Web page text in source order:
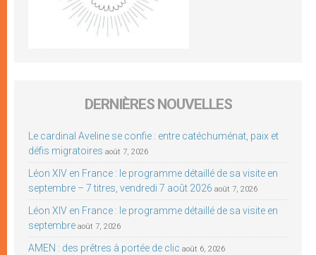
DERNIÈRES NOUVELLES
Le cardinal Aveline se confie : entre catéchuménat, paix et
défis migratoires août 7, 2026
Léon XIV en France : le programme détaillé de sa visite en
septembre – 7 titres, vendredi 7 août 2026 août 7, 2026
Léon XIV en France : le programme détaillé de sa visite en
septembre août 7, 2026
AMEN : des prêtres à portée de clic août 6, 2026